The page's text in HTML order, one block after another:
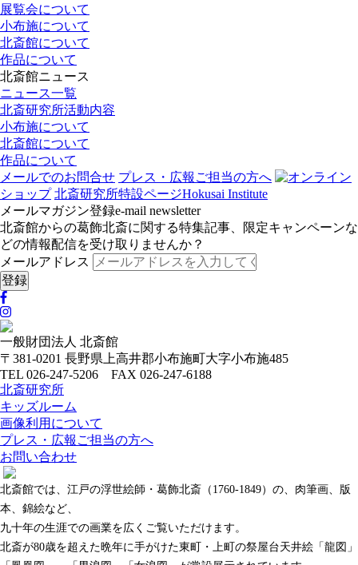
展覧会について
小布施について
北斎館について
作品について
北斎館ニュース
ニュース一覧
北斎研究所活動内容
小布施について
北斎館について
作品について
メールでのお問合せ プレス・広報ご担当の方へ
オンライン
ショップ 北斎研究所特設ページHokusai Institute
メールマガジン登録e-mail newsletter
北斎館からの葛飾北斎に関する特集記事、限定キャンペーンな
どの情報配信を受け取りませんか？
メールアドレス
一般財団法人 北斎館
〒381-0201 長野県上高井郡小布施町大字小布施485
TEL 026-247-5206 FAX 026-247-6188
北斎研究所
キッズルーム
画像利用について
プレス・広報ご担当の方へ
お問い合わせ
北斎館では、江戸の浮世絵師・葛飾北斎（1760-1849）の、肉筆画、版
本、錦絵など、
九十年の生涯での画業を広くご覧いただけます。
北斎が80歳を超えた晩年に手がけた東町・上町の祭屋台天井絵「龍図」